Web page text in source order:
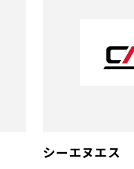
シーエヌエス